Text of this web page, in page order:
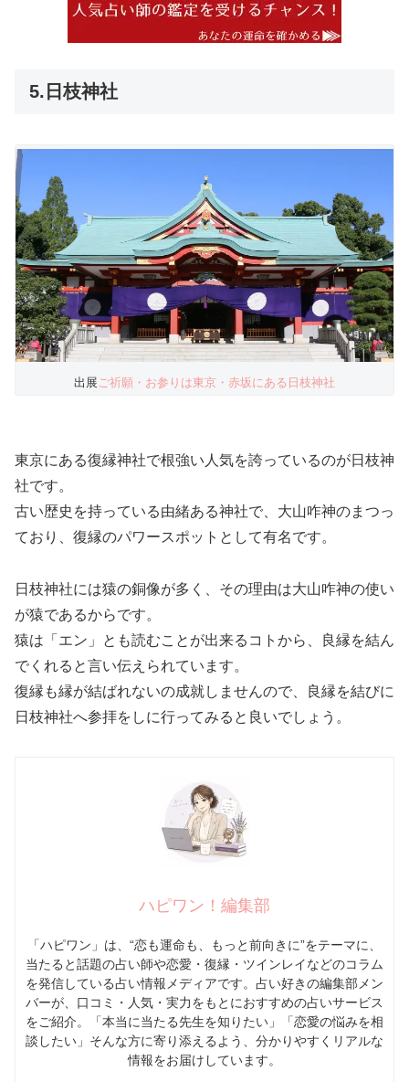
5.日枝神社
出展 ご祈願・お参りは東京・赤坂にある日枝神社
東京にある復縁神社で根強い人気を誇っているのが日枝神
社です。
古い歴史を持っている由緒ある神社で、大山咋神のまつっ
ており、復縁のパワースポットとして有名です。
日枝神社には猿の銅像が多く、その理由は大山咋神の使い
が猿であるからです。
猿は「エン」とも読むことが出来るコトから、良縁を結ん
でくれると言い伝えられています。
復縁も縁が結ばれないの成就しませんので、良縁を結びに
日枝神社へ参拝をしに行ってみると良いでしょう。
ハピワン！編集部
「ハピワン」は、“恋も運命も、もっと前向きに”をテーマに、
当たると話題の占い師や恋愛・復縁・ツインレイなどのコラム
を発信している占い情報メディアです。占い好きの編集部メン
バーが、口コミ・人気・実力をもとにおすすめの占いサービス
をご紹介。「本当に当たる先生を知りたい」「恋愛の悩みを相
談したい」そんな方に寄り添えるよう、分かりやすくリアルな
情報をお届けしています。